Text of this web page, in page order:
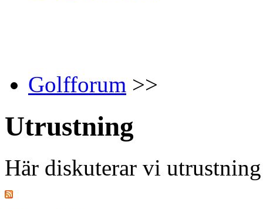
Golfforum >>
Utrustning
Här diskuterar vi utrustning